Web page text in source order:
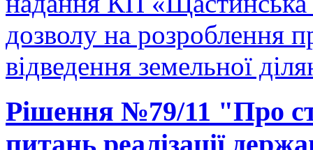
дозволу на розроблення
відведення земельної
Рішення №79/11 "Про